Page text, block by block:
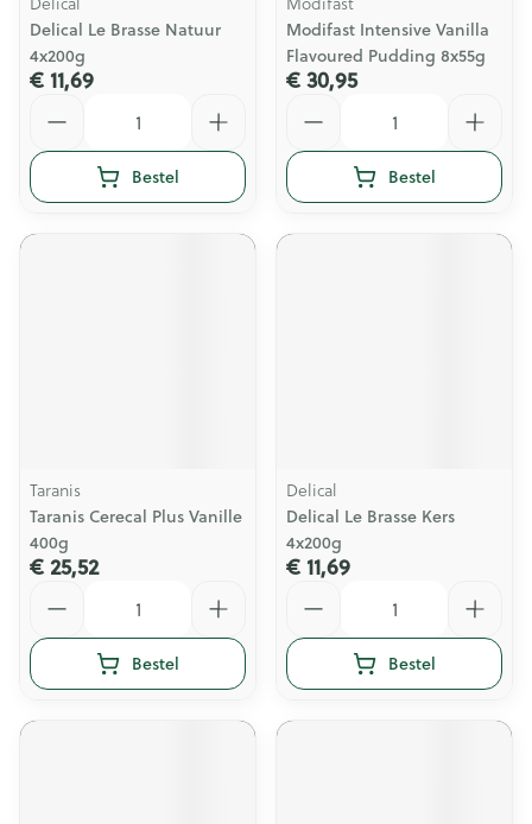
Delical Le Brasse Natuur
4x200g
€ 11,69
Bestel
Modifast Intensive Vanilla
Flavoured Pudding 8x55g
€ 30,95
Bestel
Taranis
Taranis Cerecal Plus Vanille
400g
€ 25,52
Bestel
Delical
Delical Le Brasse Kers
4x200g
€ 11,69
Bestel